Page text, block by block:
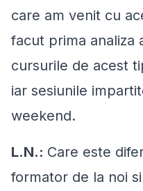
care am venit cu
facut prima analiza
cursurile de acest
iar sesiunile
weekend.
L.N.: Care este
formator de la noi